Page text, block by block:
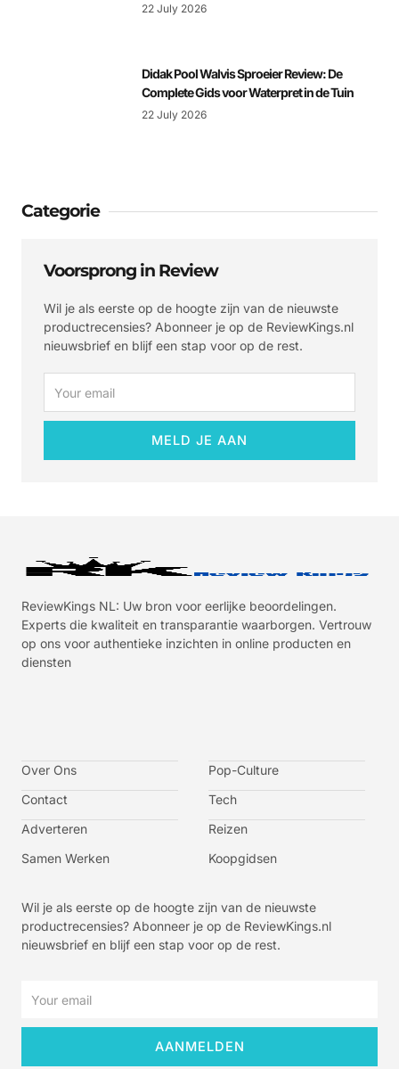
22 July 2026
Didak Pool Walvis Sproeier Review: De
Complete Gids voor Waterpret in de Tuin
22 July 2026
Categorie
Voorsprong in Review
Wil je als eerste op de hoogte zijn van de nieuwste
productrecensies? Abonneer je op de ReviewKings.nl
nieuwsbrief en blijf een stap voor op de rest.
MELD JE AAN
ReviewKings NL: Uw bron voor eerlijke beoordelingen.
Experts die kwaliteit en transparantie waarborgen. Vertrouw
op ons voor authentieke inzichten in online producten en
diensten
-
f
c
e
o
o
-
t
i
t
e
r
-
s
g
r
m
-
-
u
b
Over Ons
Contact
Adverteren
Samen Werken
Pop-Culture
Tech
Reizen
Koopgidsen
Wil je als eerste op de hoogte zijn van de nieuwste
productrecensies? Abonneer je op de ReviewKings.nl
nieuwsbrief en blijf een stap voor op de rest.
AANMELDEN